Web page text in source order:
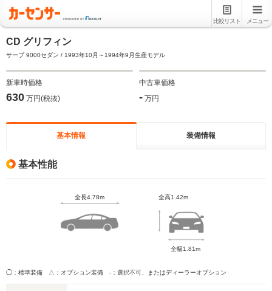
比較リスト メニュー
CD グリフィン
サーブ 9000セダン / 1993年10月～1994年9月生産モデル
新車時価格
630 万円(税抜)
中古車価格
- 万円
基本情報 装備情報
基本性能
全長4.78m 全高1.42m
全幅1.81m
◯：標準装備 △：オプション装備 -：選択不可、またはディーラーオプション